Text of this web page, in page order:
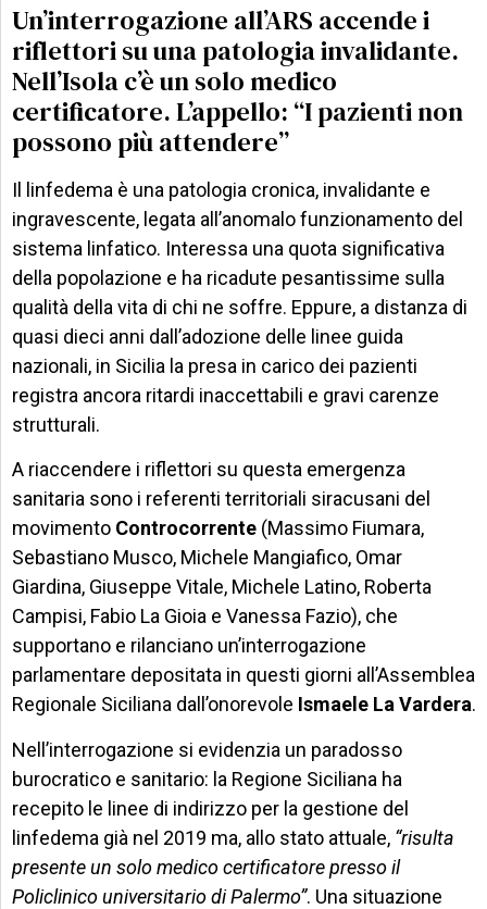
Un’interrogazione all’ARS accende i
riflettori su una patologia invalidante.
Nell’Isola c’è un solo medico
certificatore. L’appello: “I pazienti non
possono più attendere”
Il linfedema è una patologia cronica, invalidante e
ingravescente, legata all’anomalo funzionamento del
sistema linfatico. Interessa una quota significativa
della popolazione e ha ricadute pesantissime sulla
qualità della vita di chi ne soffre. Eppure, a distanza di
quasi dieci anni dall’adozione delle linee guida
nazionali, in Sicilia la presa in carico dei pazienti
registra ancora ritardi inaccettabili e gravi carenze
strutturali.
A riaccendere i riflettori su questa emergenza
sanitaria sono i referenti territoriali siracusani del
movimento Controcorrente (Massimo Fiumara,
Sebastiano Musco, Michele Mangiafico, Omar
Giardina, Giuseppe Vitale, Michele Latino, Roberta
Campisi, Fabio La Gioia e Vanessa Fazio), che
supportano e rilanciano un’interrogazione
parlamentare depositata in questi giorni all’Assemblea
Regionale Siciliana dall’onorevole Ismaele La Vardera.
Nell’interrogazione si evidenzia un paradosso
burocratico e sanitario: la Regione Siciliana ha
recepito le linee di indirizzo per la gestione del
linfedema già nel 2019 ma, allo stato attuale, “risulta
presente un solo medico certificatore presso il
Policlinico universitario di Palermo”. Una situazione